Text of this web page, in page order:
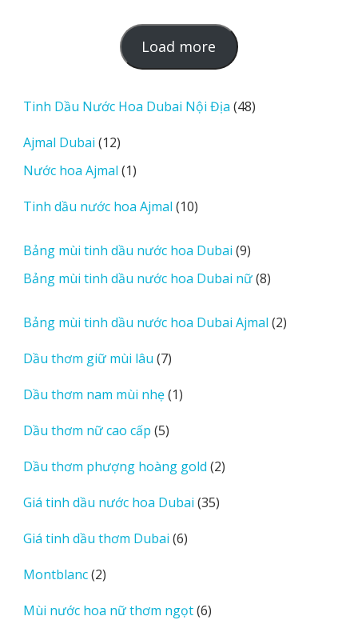
Load more
o
d
v
e
s
Tinh Dầu Nước Hoa Dubai Nội Địa 4848
Ajmal Dubai 1212
sản
phẩm
Nước hoa Ajmal 11
phẩm
Tinh dầu nước hoa Ajmal 1010
phẩm
Bảng mùi tinh dầu nước hoa Dubai 99
sản
phẩm
Bảng mùi tinh dầu nước hoa Dubai nữ 88
phẩm
Bảng mùi tinh dầu nước hoa Dubai Ajmal 22
Dầu thơm giữ mùi lâu 77
phẩm
Dầu thơm nam mùi nhẹ 11
Dầu thơm nữ cao cấp 55
phẩm
Dầu thơm phượng hoàng gold 22
Giá tinh dầu nước hoa Dubai 3535
Giá tinh dầu thơm Dubai 66
Montblanc 22
phẩm
Mùi nước hoa nữ thơm ngọt 66